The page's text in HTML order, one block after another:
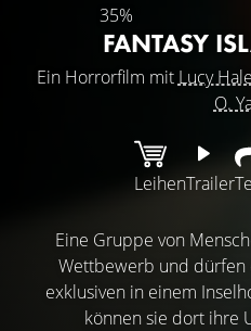
35%
FANTASY
Ein Horrorfilm mit Lucy Hale
O.
LeihenTrailer
Eine Gruppe von
Wettbewerb und dürfen
exklusiven in einem
können sie dort ihre